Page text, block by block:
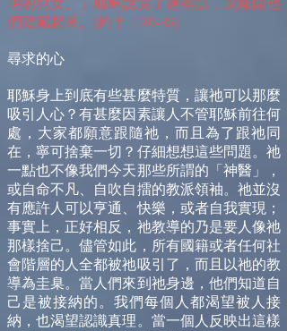
明的兒女。」耶穌說完了這些話，就離開他
們隱藏起來。(約十二20-36)
尋求的心
耶穌身上到底有些甚麼特質，讓祂可以那麼
吸引人心？有甚麼因素讓人不管耶穌前往何
處，大家都願意跟隨祂，而且為了跟祂同
在，寧可捨棄一切？仔細想想這些問題。祂
一點也不像我們今天那些所謂的「神醫」，
或自命不凡、自吹自擂的教派領袖。祂並沒
有應許人可以亨通、快樂，或者自我實現；
事實上，正好相反，祂教導的乃是要人像祂
那樣捨己。儘管如此，所有國籍或者任何社
會階層的人全都被祂吸引了，而且以祂的教
導為圭臬。當人們來到祂身邊，他們知道自
己是被接納的。我們每個人都渴望被人接
納，也渴望認識真理。當一個人反映出這樣